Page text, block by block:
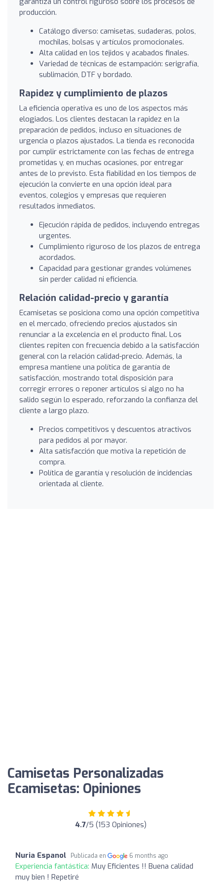
producción.
Catálogo diverso: camisetas, sudaderas, polos,
mochilas, bolsas y artículos promocionales.
Alta calidad en los tejidos y acabados finales.
Variedad de técnicas de estampación: serigrafía,
sublimación, DTF y bordado.
Rapidez y cumplimiento de plazos
La eficiencia operativa es uno de los aspectos más
elogiados. Los clientes destacan la rapidez en la
preparación de pedidos, incluso en situaciones de
urgencia o plazos ajustados. La tienda es reconocida
por cumplir estrictamente con las fechas de entrega
prometidas y, en muchas ocasiones, por entregar
antes de lo previsto. Esta fiabilidad en los tiempos de
ejecución la convierte en una opción ideal para
eventos, colegios y empresas que requieren
resultados inmediatos.
Ejecución rápida de pedidos, incluyendo entregas
urgentes.
Cumplimiento riguroso de los plazos de entrega
acordados.
Capacidad para gestionar grandes volúmenes
sin perder calidad ni eficiencia.
Relación calidad-precio y garantía
Ecamisetas se posiciona como una opción competitiva
en el mercado, ofreciendo precios ajustados sin
renunciar a la excelencia en el producto final. Los
clientes repiten con frecuencia debido a la satisfacción
general con la relación calidad-precio. Además, la
empresa mantiene una política de garantía de
satisfacción, mostrando total disposición para
corregir errores o reponer artículos si algo no ha
salido según lo esperado, reforzando la confianza del
cliente a largo plazo.
Precios competitivos y descuentos atractivos
para pedidos al por mayor.
Alta satisfacción que motiva la repetición de
compra.
Política de garantía y resolución de incidencias
orientada al cliente.
Camisetas Personalizadas
Ecamisetas: Opiniones
4.7/5 (153 Opiniones)
Nuria Espanol Publicada en 6 months ago
Experiencia fantástica: Muy Eficientes !! Buena calidad
muy bien ! Repetiré